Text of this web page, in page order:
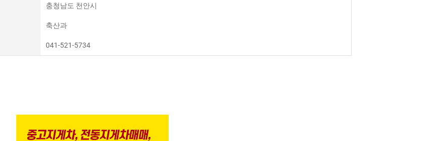
충청남도 천안시
축산과
041-521-5734